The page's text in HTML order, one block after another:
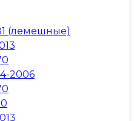
(лемешные)
2006